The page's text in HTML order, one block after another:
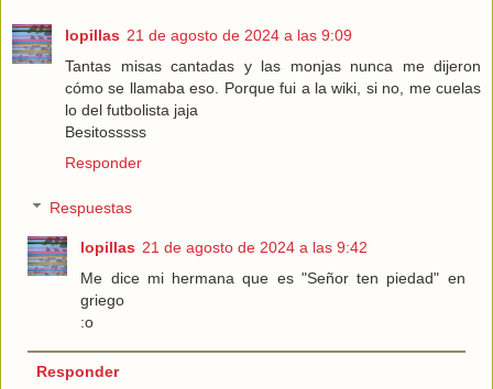
lopillas 21 de agosto de 2024 a las 9:09
Tantas misas cantadas y las monjas nunca me dijeron
cómo se llamaba eso. Porque fui a la wiki, si no, me cuelas
lo del futbolista jaja
Besitosssss
Responder
Respuestas
lopillas 21 de agosto de 2024 a las 9:42
Me dice mi hermana que es "Señor ten piedad" en
griego
:o
Responder